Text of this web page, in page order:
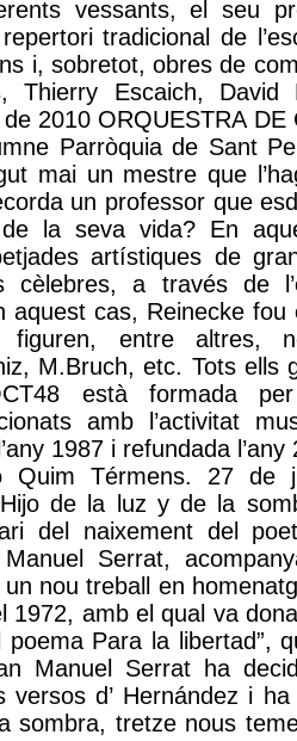
vessants, el seu
tradicional de
i, sobretot, obres de
Thierry Escaich, David
2010 ORQUESTRA DE
Parròquia de Sant
mai un mestre que
un professor que
la seva vida? En
artístiques de
cèlebres, a través de
aquest cas, Reinecke
figuren, entre altres,
M.Bruch, etc. Tots ells
està formada
amb l’activitat
1987 i refundada
Quim Térmens. 27 de
Hijo de la luz y de la
del naixement del
Serrat,
nou treball en
1972, amb el qual va
Para la libertad”,
Manuel Serrat ha
versos d’ Hernández i
sombra, tretze nous